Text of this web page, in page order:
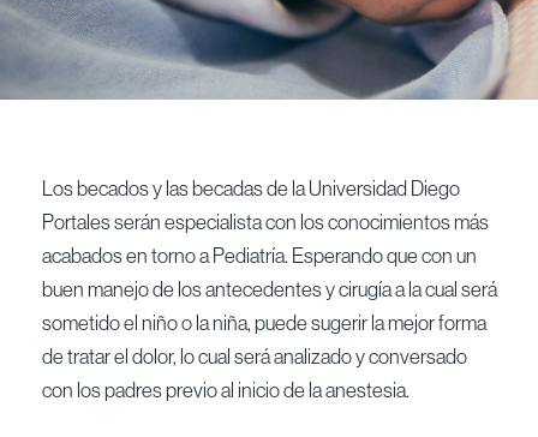
Los becados y las becadas de la Universidad Diego
Portales serán especialista con los conocimientos más
acabados en torno a Pediatría. Esperando que con un
buen manejo de los antecedentes y cirugía a la cual será
sometido el niño o la niña, puede sugerir la mejor forma
de tratar el dolor, lo cual será analizado y conversado
con los padres previo al inicio de la anestesia.